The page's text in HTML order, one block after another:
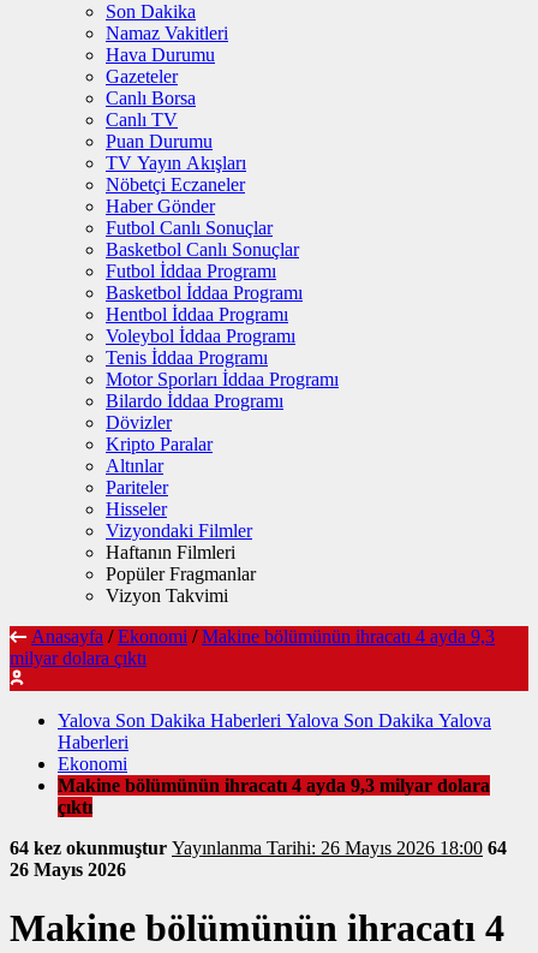
Son Dakika
Namaz Vakitleri
Hava Durumu
Gazeteler
Canlı Borsa
Canlı TV
Puan Durumu
TV Yayın Akışları
Nöbetçi Eczaneler
Haber Gönder
Futbol Canlı Sonuçlar
Basketbol Canlı Sonuçlar
Futbol İddaa Programı
Basketbol İddaa Programı
Hentbol İddaa Programı
Voleybol İddaa Programı
Tenis İddaa Programı
Motor Sporları İddaa Programı
Bilardo İddaa Programı
Dövizler
Kripto Paralar
Altınlar
Pariteler
Hisseler
Vizyondaki Filmler
Haftanın Filmleri
Popüler Fragmanlar
Vizyon Takvimi
Anasayfa / Ekonomi / Makine bölümünün ihracatı 4 ayda 9,3
milyar dolara çıktı
Yalova Son Dakika Haberleri Yalova Son Dakika Yalova
Haberleri
Ekonomi
Makine bölümünün ihracatı 4 ayda 9,3 milyar dolara
çıktı
64 kez okunmuştur
Yayınlanma Tarihi: 26 Mayıs 2026 18:00 64
26 Mayıs 2026
Makine bölümünün ihracatı 4